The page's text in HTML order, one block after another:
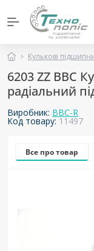
Кулькові
6203 ZZ BBC
радіальний
Виробник: BBC-R
Код товару:11497
Все про товар